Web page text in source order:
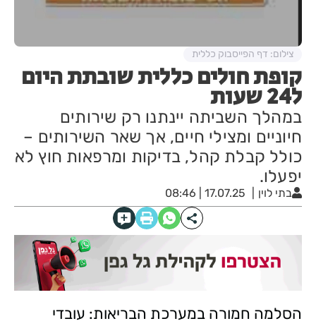
קופת חולים כללית שובתת היום
ל24 שעות
במהלך השביתה יינתנו רק שירותים
חיוניים ומצילי חיים, אך שאר השירותים –
כולל קבלת קהל, בדיקות ומרפאות חוץ לא
יפעלו.
בתי לוין 17.07.25 | 08:46
צילום: דף הפייסבוק כללית
הסלמה חמורה במערכת הבריאות: עובדי